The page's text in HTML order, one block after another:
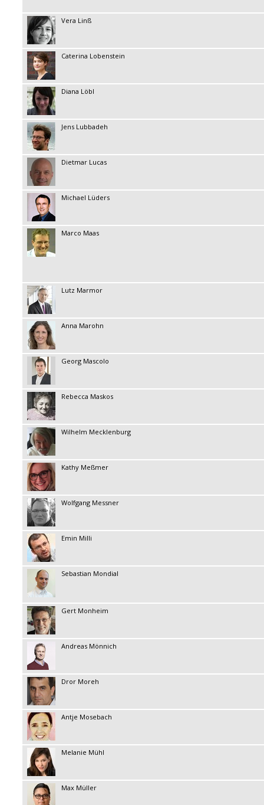
Vera Linß
Caterina Lobenstein
Diana Löbl
Jens Lubbadeh
Dietmar Lucas
Michael Lüders
Marco Maas
Lutz Marmor
Anna Marohn
Georg Mascolo
Rebecca Maskos
Wilhelm Mecklenburg
Kathy Meßmer
Wolfgang Messner
Emin Milli
Sebastian Mondial
Gert Monheim
Andreas Mönnich
Dror Moreh
Antje Mosebach
Melanie Mühl
Max Müller